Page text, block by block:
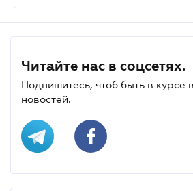
Читайте нас в соцсетях.
Подпишитесь, чтоб быть в курсе
новостей.